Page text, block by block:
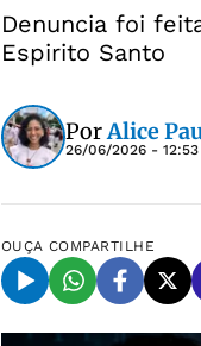
Denuncia foi
Espirito Santo
PorAlice
26/06/2026 - 12:53
OUÇA COMPARTILHE